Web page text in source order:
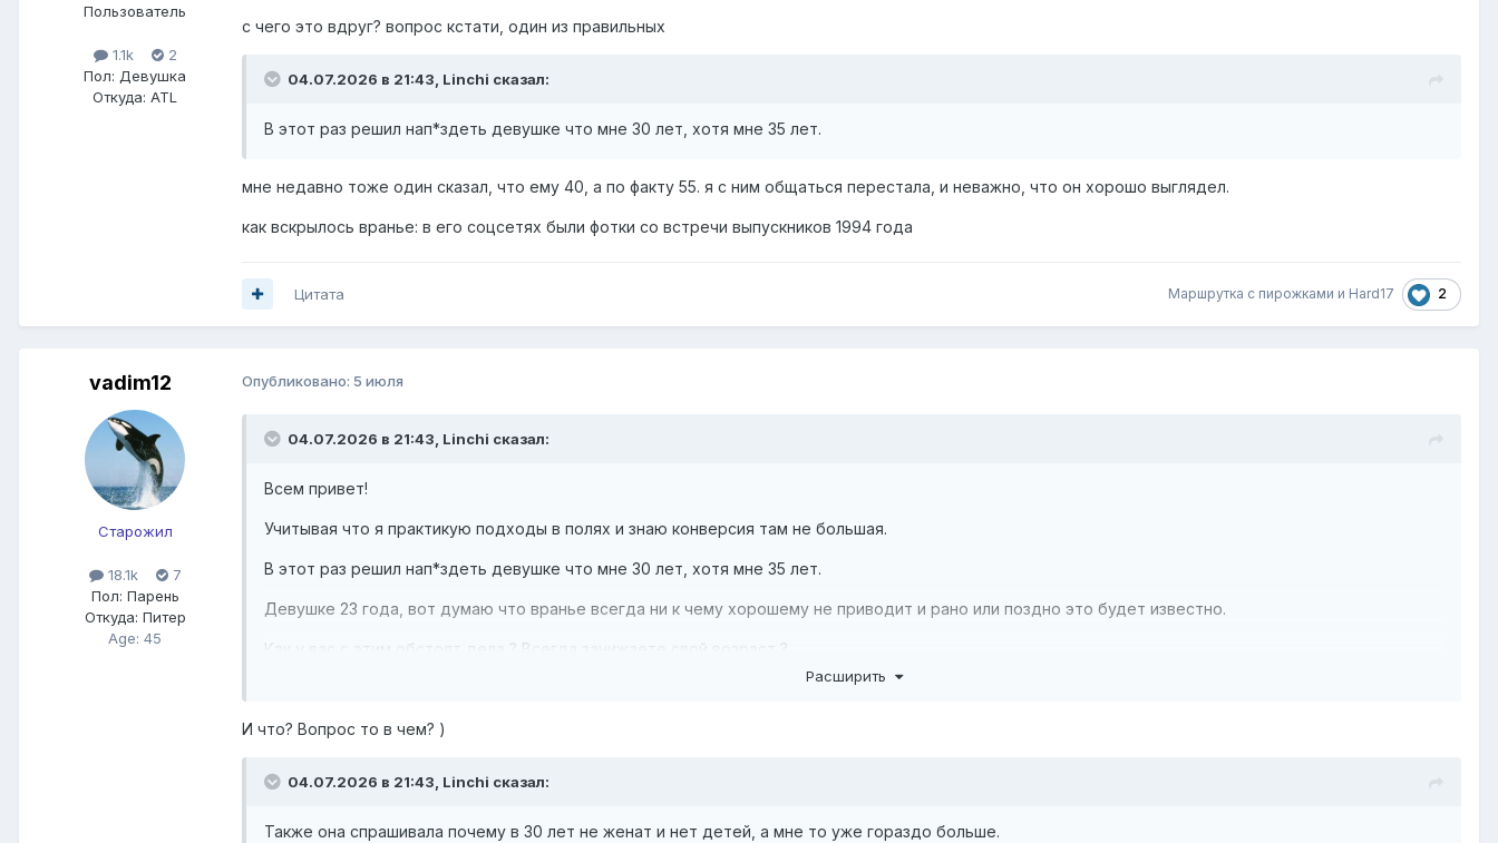
Пользователь
1.1k
2
Пол: Девушка
Откуда: ATL
с чего это вдруг? вопрос кстати, один из правильных
04.07.2026 в 21:43, Linchi сказал:
В этот раз решил нап*здеть девушке что мне 30 лет, хотя мне 35 лет.
мне недавно тоже один сказал, что ему 40, а по факту 55. я с ним общаться перестала, и неважно, что он хорошо выглядел.
как вскрылось вранье: в его соцсетях были фотки со встречи выпускников 1994 года
Маршрутка с пирожками и Hard17 2
Цитата
vadim12
Старожил
18.1k
7
Пол: Парень
Откуда: Питер
Age: 45
Опубликовано: 5 июля
04.07.2026 в 21:43, Linchi сказал:
Всем привет!
Учитывая что я практикую подходы в полях и знаю конверсия там не большая.
В этот раз решил нап*здеть девушке что мне 30 лет, хотя мне 35 лет.
Девушке 23 года, вот думаю что вранье всегда ни к чему хорошему не приводит и рано или поздно это будет известно.
Как у вас с этим обстоят дела ? Всегда занижаете свой возраст ?
Девушка была довольно открытой делилась своими фотками с отдыха, общались о всяком. Также она спрашивала почему в 30 лет не женат и нет
Расширить
И что? Вопрос то в чем? )
04.07.2026 в 21:43, Linchi сказал:
Также она спрашивала почему в 30 лет не женат и нет детей, а мне то уже гораздо больше.